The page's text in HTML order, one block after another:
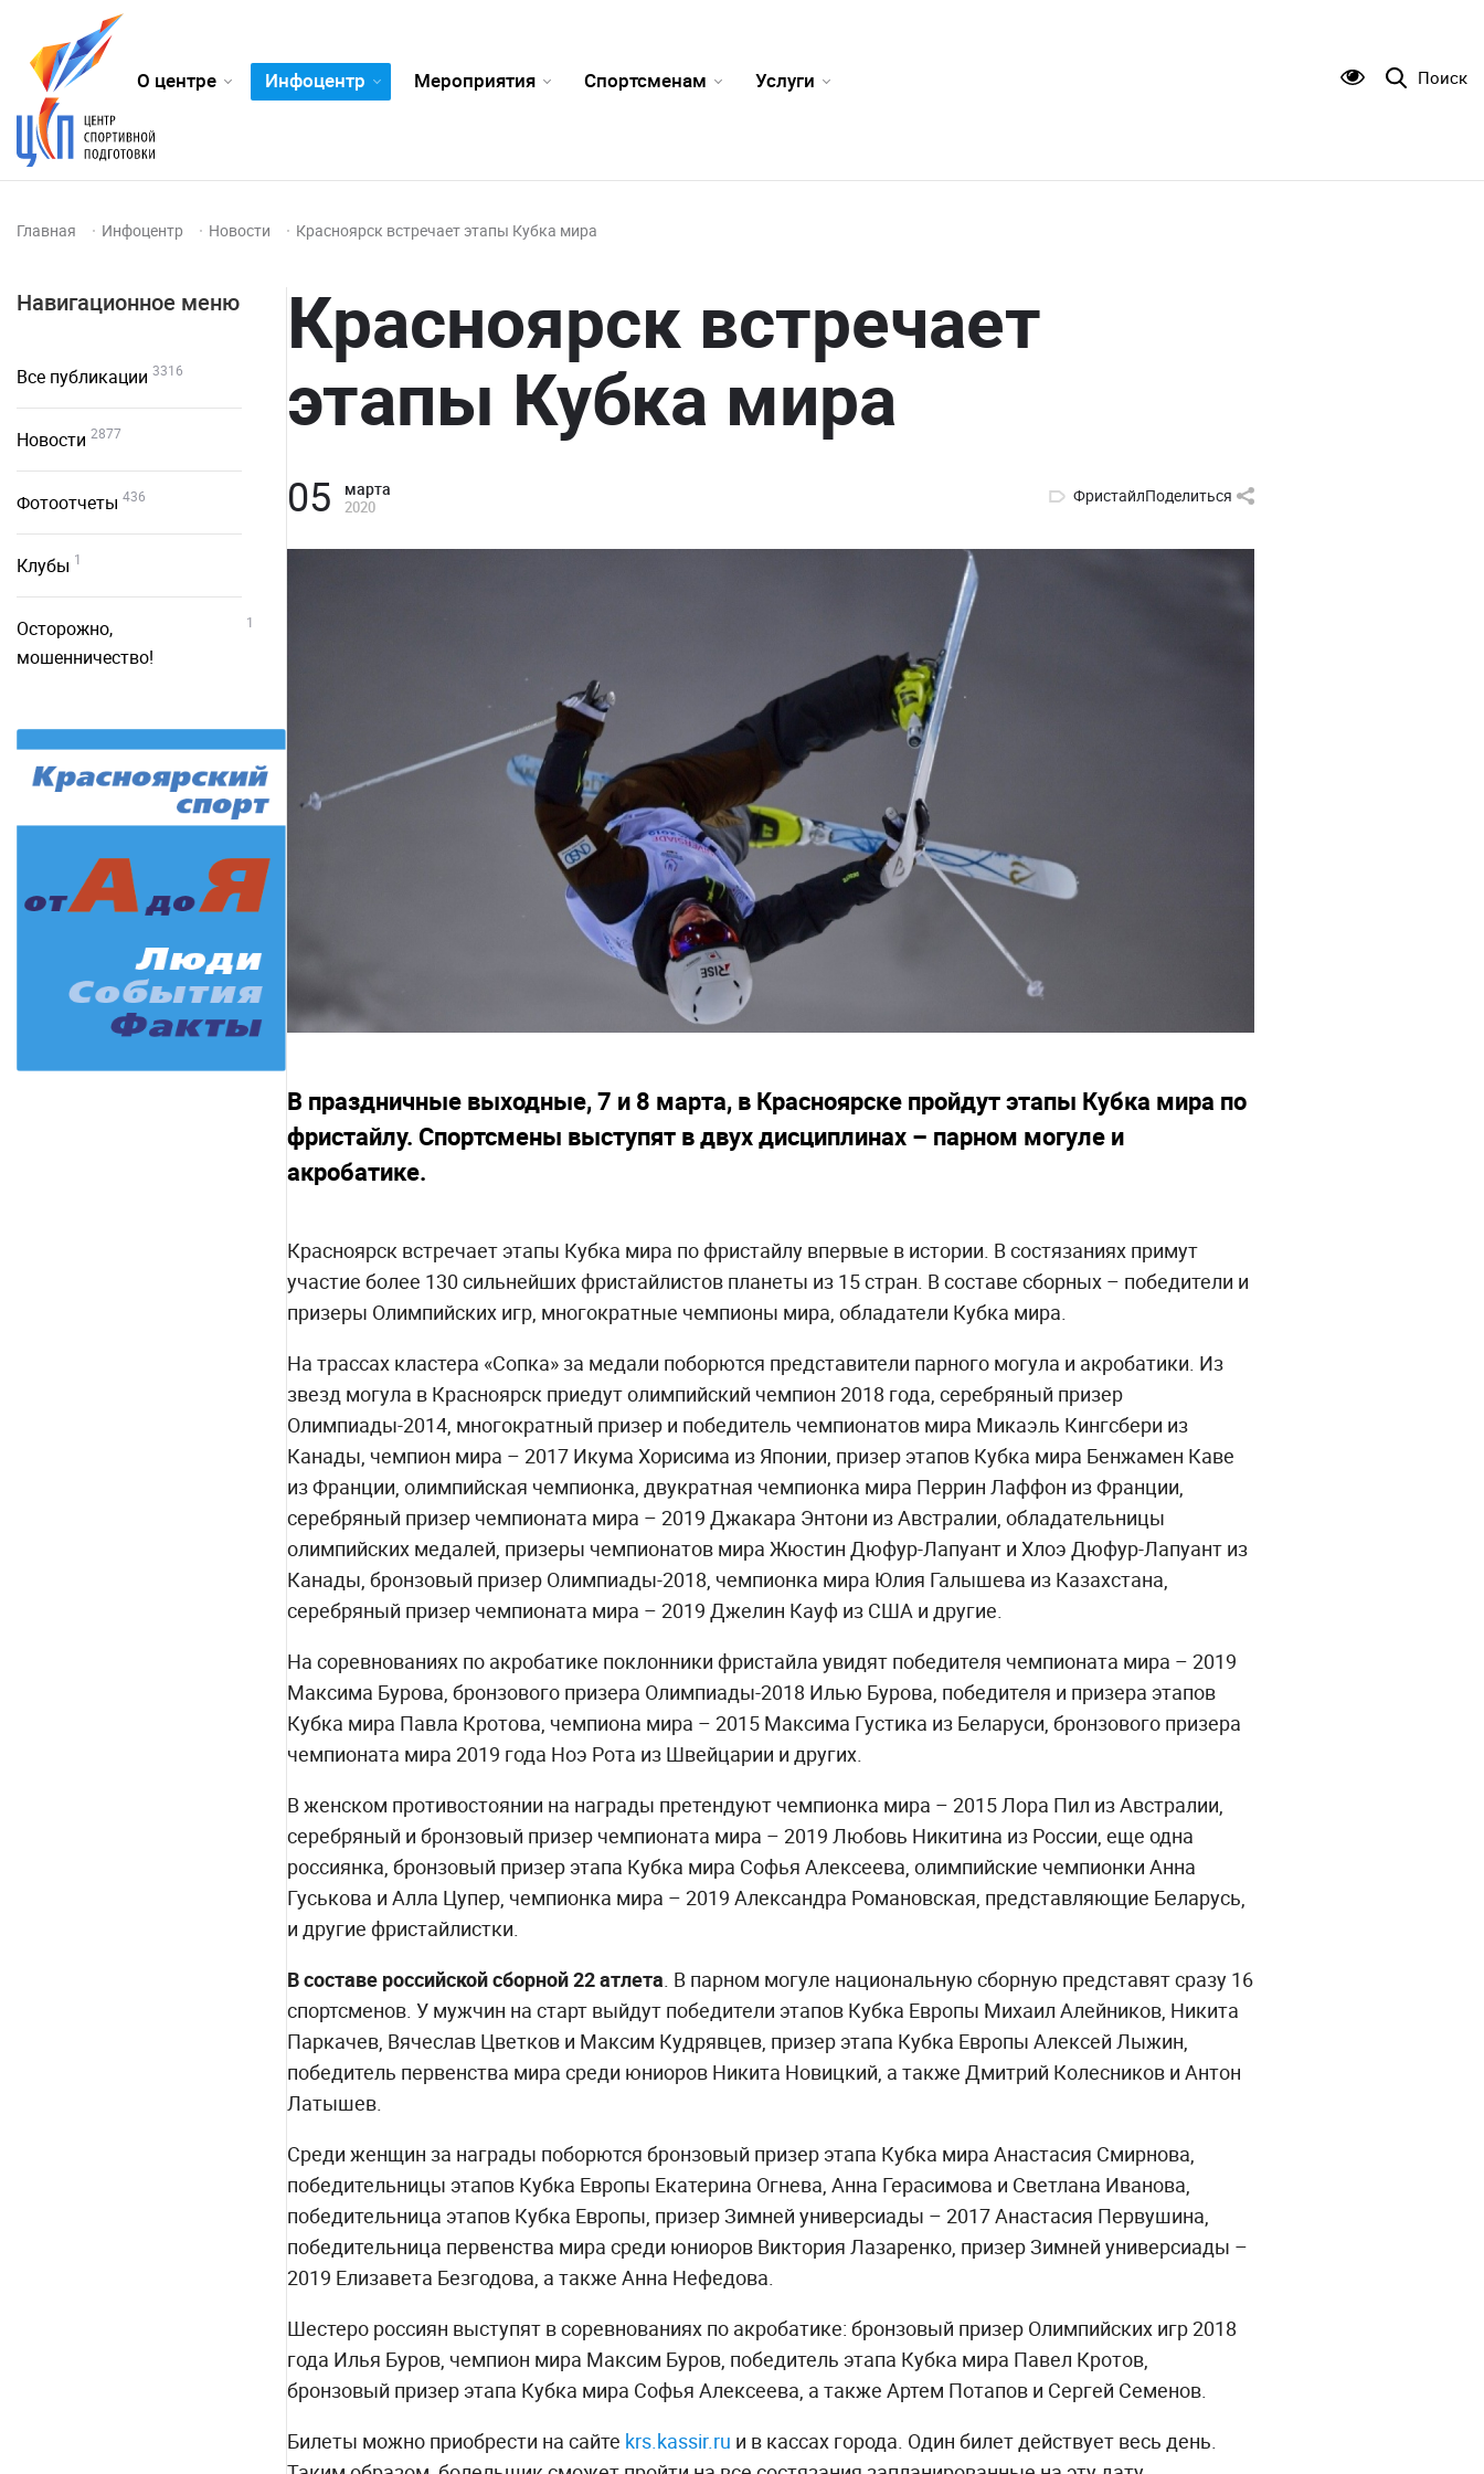
О центре Инфоцентр Мероприятия Спортсменам Услуги Поиск
Главная Инфоцентр Новости Красноярск встречает этапы Кубка мира
Навигационное меню
Все публикации 3316
Новости 2877
Фотоотчеты 436
Клубы 1
Осторожно,
мошенничество!
1
Красноярск встречает
этапы Кубка мира
05 марта
2020
ФристайлПоделиться
В праздничные выходные, 7 и 8 марта, в Красноярске пройдут этапы Кубка мира по
фристайлу. Спортсмены выступят в двух дисциплинах – парном могуле и
акробатике.
Красноярск встречает этапы Кубка мира по фристайлу впервые в истории. В состязаниях примут
участие более 130 сильнейших фристайлистов планеты из 15 стран. В составе сборных – победители и
призеры Олимпийских игр, многократные чемпионы мира, обладатели Кубка мира.
На трассах кластера «Сопка» за медали поборются представители парного могула и акробатики. Из
звезд могула в Красноярск приедут олимпийский чемпион 2018 года, серебряный призер
Олимпиады-2014, многократный призер и победитель чемпионатов мира Микаэль Кингсбери из
Канады, чемпион мира – 2017 Икума Хорисима из Японии, призер этапов Кубка мира Бенжамен Каве
из Франции, олимпийская чемпионка, двукратная чемпионка мира Перрин Лаффон из Франции,
серебряный призер чемпионата мира – 2019 Джакара Энтони из Австралии, обладательницы
олимпийских медалей, призеры чемпионатов мира Жюстин Дюфур-Лапуант и Хлоэ Дюфур-Лапуант из
Канады, бронзовый призер Олимпиады-2018, чемпионка мира Юлия Галышева из Казахстана,
серебряный призер чемпионата мира – 2019 Джелин Кауф из США и другие.
На соревнованиях по акробатике поклонники фристайла увидят победителя чемпионата мира – 2019
Максима Бурова, бронзового призера Олимпиады-2018 Илью Бурова, победителя и призера этапов
Кубка мира Павла Кротова, чемпиона мира – 2015 Максима Густика из Беларуси, бронзового призера
чемпионата мира 2019 года Ноэ Рота из Швейцарии и других.
В женском противостоянии на награды претендуют чемпионка мира – 2015 Лора Пил из Австралии,
серебряный и бронзовый призер чемпионата мира – 2019 Любовь Никитина из России, еще одна
россиянка, бронзовый призер этапа Кубка мира Софья Алексеева, олимпийские чемпионки Анна
Гуськова и Алла Цупер, чемпионка мира – 2019 Александра Романовская, представляющие Беларусь,
и другие фристайлистки.
В составе российской сборной 22 атлета. В парном могуле национальную сборную представят сразу 16
спортсменов. У мужчин на старт выйдут победители этапов Кубка Европы Михаил Алейников, Никита
Паркачев, Вячеслав Цветков и Максим Кудрявцев, призер этапа Кубка Европы Алексей Лыжин,
победитель первенства мира среди юниоров Никита Новицкий, а также Дмитрий Колесников и Антон
Латышев.
Среди женщин за награды поборются бронзовый призер этапа Кубка мира Анастасия Смирнова,
победительницы этапов Кубка Европы Екатерина Огнева, Анна Герасимова и Светлана Иванова,
победительница этапов Кубка Европы, призер Зимней универсиады – 2017 Анастасия Первушина,
победительница первенства мира среди юниоров Виктория Лазаренко, призер Зимней универсиады –
2019 Елизавета Безгодова, а также Анна Нефедова.
Шестеро россиян выступят в соревнованиях по акробатике: бронзовый призер Олимпийских игр 2018
года Илья Буров, чемпион мира Максим Буров, победитель этапа Кубка мира Павел Кротов,
бронзовый призер этапа Кубка мира Софья Алексеева, а также Артем Потапов и Сергей Семенов.
Билеты можно приобрести на сайте krs.kassir.ru и в кассах города. Один билет действует весь день.